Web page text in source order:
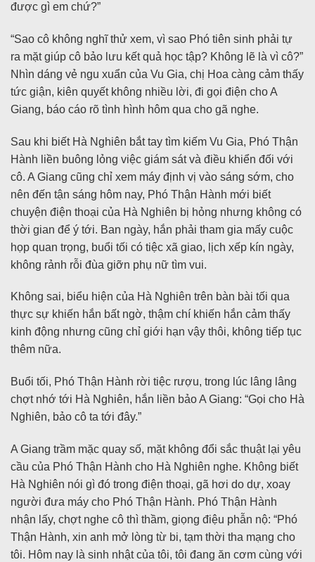
được gì em chứ?”
“Sao cô không nghĩ thử xem, vì sao Phó tiên sinh phải tự
ra mặt giúp cô bảo lưu kết quả học tập? Không lẽ là vì cô?”
Nhìn dáng vẻ ngu xuẩn của Vu Gia, chị Hoa càng cảm thấy
tức giận, kiên quyết không nhiều lời, đi gọi điện cho A
Giang, báo cáo rõ tình hình hôm qua cho gã nghe.
Sau khi biết Hà Nghiên bắt tay tìm kiếm Vu Gia, Phó Thận
Hành liền buông lỏng việc giám sát và điều khiển đối với
cô. A Giang cũng chỉ xem máy định vị vào sáng sớm, cho
nên đến tận sáng hôm nay, Phó Thận Hành mới biết
chuyện điện thoại của Hà Nghiên bị hỏng nhưng không có
thời gian để ý tới. Ban ngày, hắn phải tham gia mấy cuộc
họp quan trọng, buổi tối có tiệc xã giao, lịch xếp kín ngày,
không rảnh rỗi đùa giỡn phụ nữ tìm vui.
Không sai, biểu hiện của Hà Nghiên trên bàn bài tối qua
thực sự khiến hắn bất ngờ, thậm chí khiến hắn cảm thấy
kinh động nhưng cũng chỉ giới hạn vậy thôi, không tiếp tục
thêm nữa.
Buổi tối, Phó Thận Hành rời tiệc rượu, trong lúc lâng lâng
chợt nhớ tới Hà Nghiên, hắn liền bảo A Giang: “Gọi cho Hà
Nghiên, bảo cô ta tới đây.”
A Giang trầm mặc quay số, mặt không đổi sắc thuật lại yêu
cầu của Phó Thận Hành cho Hà Nghiên nghe. Không biết
Hà Nghiên nói gì đó trong điện thoại, gã hơi do dự, xoay
người đưa máy cho Phó Thận Hành. Phó Thận Hành
nhận lấy, chợt nghe cô thì thầm, giọng điệu phẫn nộ: “Phó
Thận Hành, xin anh mở lòng từ bi, tạm thời tha mạng cho
tôi. Hôm nay là sinh nhật của tôi, tôi đang ăn cơm cùng với